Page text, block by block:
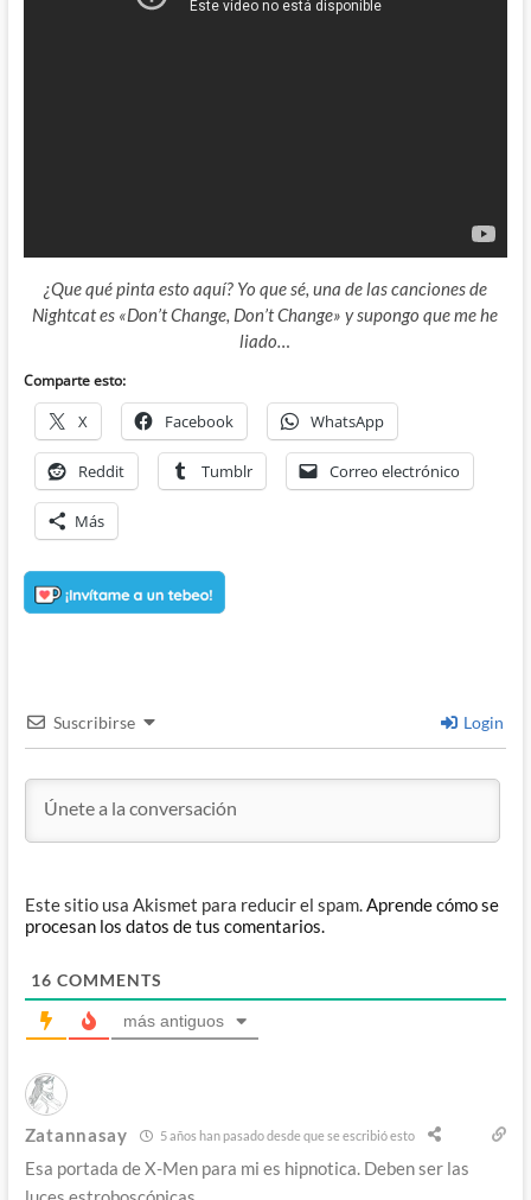
¿Que qué pinta esto aquí? Yo que sé, una de las canciones de
Nightcat es «Don’t Change, Don’t Change» y supongo que me he
liado…
Comparte esto:
X Facebook WhatsApp
Reddit Tumblr Correo electrónico
Más
Suscribirse Login
Este sitio usa Akismet para reducir el spam.Aprende cómo se
procesan los datos de tus comentarios.
16 COMMENTS
más antiguos
Zatannasay 5 años han pasado desde que se escribió esto
Esa portada de X-Men para mi es hipnotica. Deben ser las